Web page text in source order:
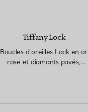
Tiffany Lock
Boucles d’oreilles Lock en or
rose et diamants pavés,